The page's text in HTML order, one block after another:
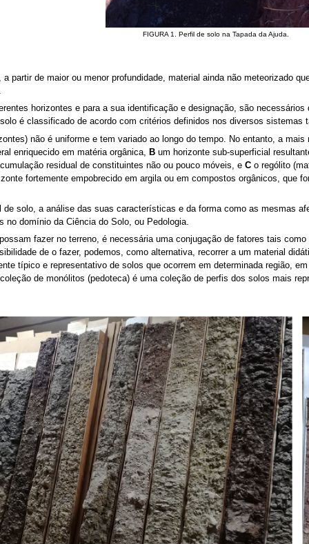
FIGURA 1. Perfil de solo na Tapada da Ajuda.
partir de maior ou menor profundidade, material ainda não meteorizado
horizontes e para a sua identificação e designação, são
é classificado de acordo com critérios definidos nos diversos sistemas
não é uniforme e tem variado ao longo do tempo. No entanto, a
enriquecido em matéria orgânica, B um horizonte sub-superficial
residual de constituintes não ou pouco móveis, e C o rególito
fortemente empobrecido em argila ou em compostos orgânicos, que
de solo, a análise das suas características e da forma como as mesmas
domínio da Ciência do Solo, ou Pedologia.
fazer no terreno, é necessária uma conjugação de fatores tais
de o fazer, podemos, como alternativa, recorrer a um material
típico e representativo de solos que ocorrem em determinada região,
de monólitos (pedoteca) é uma coleção de perfis dos solos mais